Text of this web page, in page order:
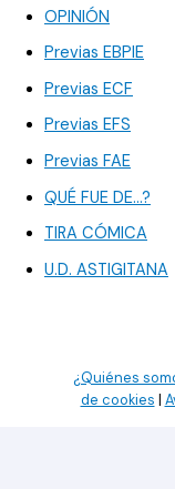
OPINIÓN
Previas EBPIE
Previas ECF
Previas EFS
Previas FAE
QUÉ FUE DE…?
TIRA CÓMICA
U.D. ASTIGITANA
¿Quiénes
de cookies |